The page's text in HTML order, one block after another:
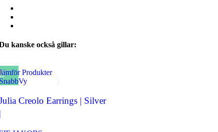
kanske också gillar:
Produkter
Creolo Earrings | Silver